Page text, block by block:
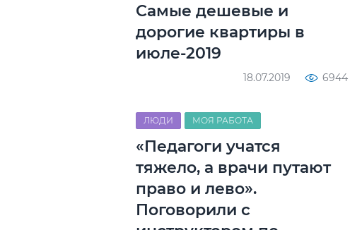
Самые дешевые и
дорогие квартиры в
июле-2019
18.07.2019 6944
ЛЮДИ МОЯ РАБОТА
«Педагоги учатся
тяжело, а врачи путают
право и лево».
Поговорили с